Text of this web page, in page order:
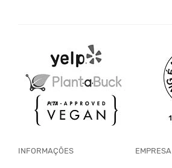
INFORMAÇÕES EMPRESA